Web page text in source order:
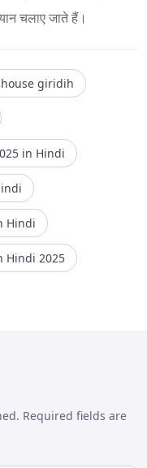
चलाए जाते हैं।
giridih
in Hindi
Hindi
Hindi 2025
Required fields are